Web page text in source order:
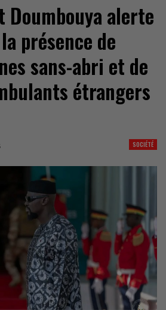
Doumbouya alerte
présence de
sans-abri et de
étrangers
SOCIÉTÉ